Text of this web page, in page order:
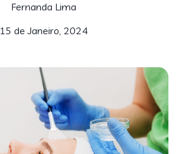
Fernanda Lima
15 de Janeiro, 2024